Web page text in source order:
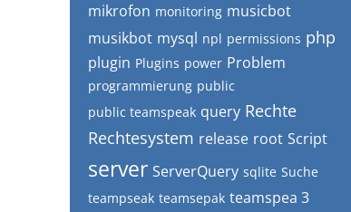
mikrofon monitoring musicbot
musikbot mysql npl permissions php
plugin Plugins power Problem
programmierung public
public teamspeak query Rechte
Rechtesystem release root Script
server ServerQuery sqlite Suche
teampseak teamsepak teamspea 3